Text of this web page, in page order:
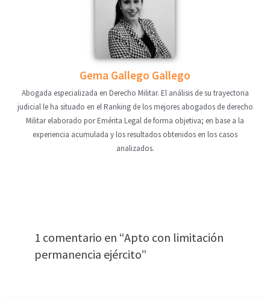
Gema Gallego Gallego
Abogada especializada en Derecho Militar. El análisis de su trayectoria
judicial le ha situado en el Ranking de los mejores abogados de derecho
Militar elaborado por Emérita Legal de forma objetiva; en base a la
experiencia acumulada y los resultados obtenidos en los casos
analizados.
1 comentario en “Apto con limitación
permanencia ejército”